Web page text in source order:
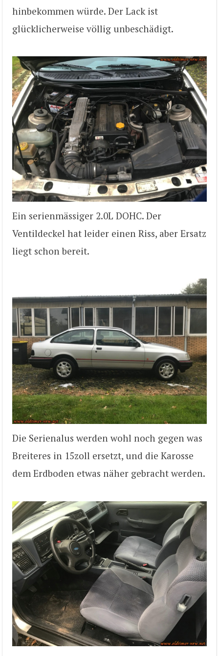
hinbekommen würde. Der Lack ist
glücklicherweise völlig unbeschädigt.
Ein serienmässiger 2.0L DOHC. Der
Ventildeckel hat leider einen Riss, aber Ersatz
liegt schon bereit.
Die Serienalus werden wohl noch gegen was
Breiteres in 15zoll ersetzt, und die Karosse
dem Erdboden etwas näher gebracht werden.